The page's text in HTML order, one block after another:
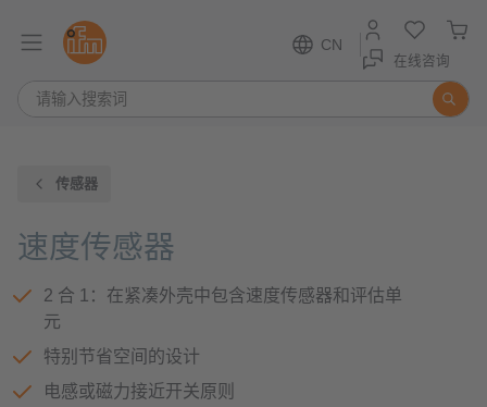
CN
在线咨询
传感器
速度传感器
2 合 1：在紧凑外壳中包含速度传感器和评估单
元
特别节省空间的设计
电感或磁力接近开关原则